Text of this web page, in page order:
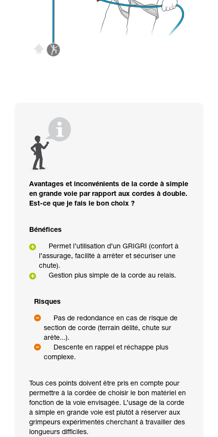
Avantages et inconvénients de la corde à simple
en grande voie par rapport aux cordes à double.
Est-ce que je fais le bon choix ?
Bénéfices
Permet l’utilisation d’un GRIGRI (confort à
l’assurage, facilité à arrêter et sécuriser une
chute).
Gestion plus simple de la corde au relais.
Risques
Pas de redondance en cas de risque de
section de corde (terrain délité, chute sur
arête...).
Descente en rappel et réchappe plus
complexe.
Tous ces points doivent être pris en compte pour
permettre à la cordée de choisir le bon matériel en
fonction de la voie envisagée. L’usage de la corde
à simple en grande voie est plutôt à réserver aux
grimpeurs expérimentés cherchant à travailler des
longueurs difficiles.